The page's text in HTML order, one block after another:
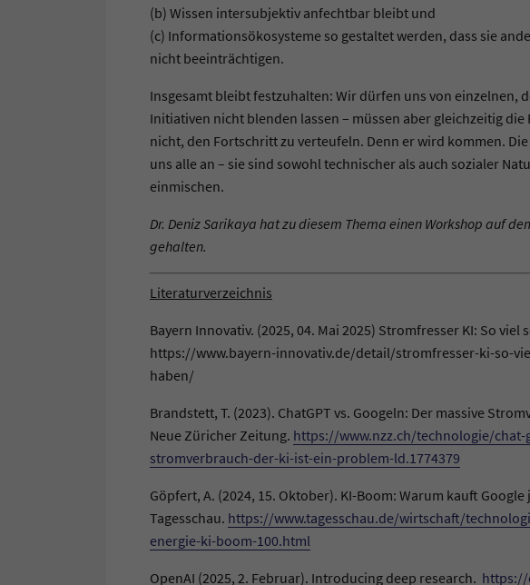
(b) Wissen intersubjektiv anfechtbar bleibt und
(c) Informationsökosysteme so gestaltet werden, dass sie
nicht beeinträchtigen.
Insgesamt bleibt festzuhalten: Wir dürfen uns von einzelnen,
Initiativen nicht blenden lassen – müssen aber gleichzeitig die
nicht, den Fortschritt zu verteufeln. Denn er wird kommen.
uns alle an – sie sind sowohl technischer als auch sozialer
einmischen.
Dr. Deniz Sarikaya hat zu diesem Thema einen Workshop auf
gehalten.
Literaturverzeichnis
Bayern Innovativ. (2025, 04. Mai 2025) Stromfresser KI: So viel
https://www.bayern-innovativ.de/detail/stromfresser-ki-so-
haben/
Brandstett, T. (2023). ChatGPT vs. Googeln: Der massive
Neue Züricher Zeitung. https://www.nzz.ch/technologie/chat-
stromverbrauch-der-ki-ist-ein-problem-ld.1774379
Göpfert, A. (2024, 15. Oktober). KI-Boom: Warum kauft
Tagesschau. https://www.tagesschau.de/wirtschaft/
energie-ki-boom-100.html
OpenAI (2025, 2. Februar). Introducing deep research.